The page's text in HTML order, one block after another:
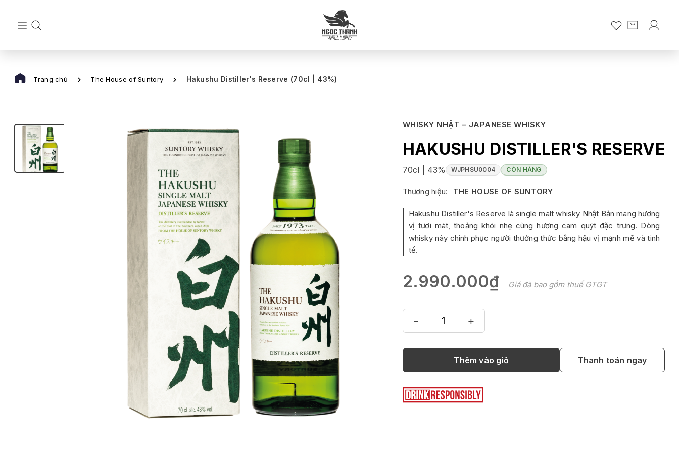
Trang chủ The House of Suntory Hakushu Distiller's Reserve (70cl | 43%)
WHISKY NHẬT – JAPANESE WHISKY
HAKUSHU DISTILLER'S RESERVE
70cl | 43% WJPHSU0004 CÒN HÀNG
Thương hiệu: THE HOUSE OF SUNTORY
Hakushu Distiller's Reserve là single malt whisky Nhật Bản mang hương
vị tươi mát, thoảng khói nhẹ cùng hương cam quýt đặc trưng. Dòng
whisky này chinh phục người thưởng thức bằng hậu vị mạnh mẽ và tinh
tế.
2.990.000₫ Giá đã bao gồm thuế GTGT
- +
Thêm vào giỏ Thanh toán ngay